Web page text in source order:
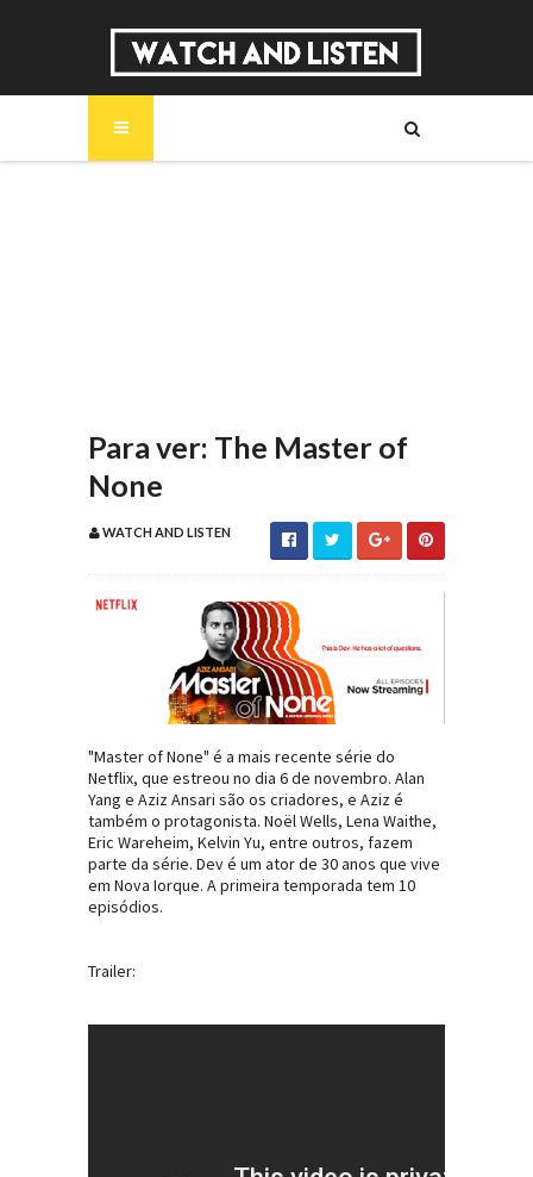
Para ver: The Master of
None
WATCH AND LISTEN
"Master of None" é a mais recente série do
Netflix, que estreou no dia 6 de novembro. Alan
Yang e Aziz Ansari são os criadores, e Aziz é
também o protagonista. Noël Wells, Lena Waithe,
Eric Wareheim, Kelvin Yu, entre outros, fazem
parte da série. Dev é um ator de 30 anos que vive
em Nova Iorque. A primeira temporada tem 10
episódios.
Trailer: